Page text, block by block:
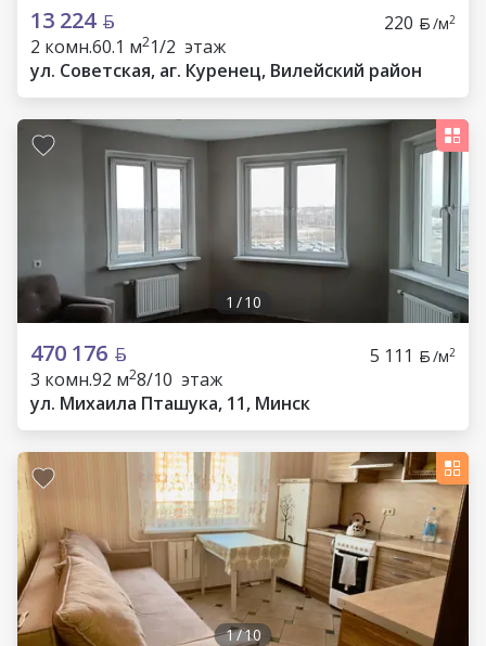
13 224 220 /м2
2 комн.60.1 м21/2 этаж
ул. Советская, аг. Куренец, Вилейский район
1 /10
470 176 5 111 /м2
3 комн.92 м28/10 этаж
ул. Михаила Пташука, 11, Минск
1/10